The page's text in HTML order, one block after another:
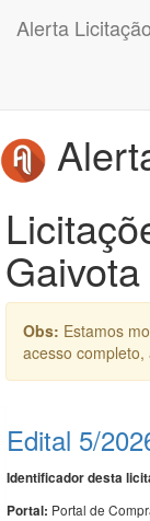
Alerta Licitação
Obs: Estamos
acesso
Edital 5/
Identificador desta
Portal: Portal de